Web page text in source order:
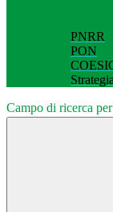
PNRR
PON
Campo di ricerca